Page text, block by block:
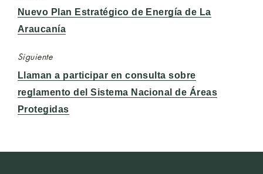
Entrada
anterior:
Nuevo Plan Estratégico de Energía de La
Araucanía
Siguiente
Entrada
siguiente:
Llaman a participar en consulta sobre
reglamento del Sistema Nacional de Áreas
Protegidas